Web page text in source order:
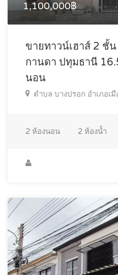
1,100,000฿
ขายทาวน์เฮาส์ 2 ชั้
กานดา ปทุมธานี
นอน
ตำบล บางปรอก อำเภอเ
2 ห้องนอน 2 ห้องน้ำ